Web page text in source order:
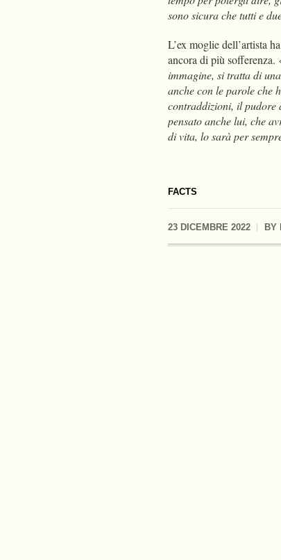
FACTS
23 DICEMBRE 2022 BY
sono sicura che tutti e
L’ex moglie dell’artista
ancora di più sofferenza.
immagine, si tratta di
anche con le parole che
contraddizioni, il pudore
pensato anche lui, che
di vita, lo sarà per